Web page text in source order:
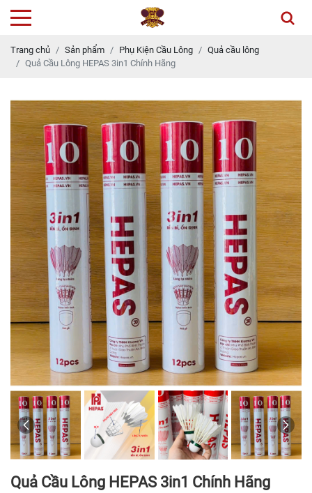
Trang chủ Sản phẩm Phụ Kiện Cầu Lông
Quả cầu lông
Quả Cầu Lông HEPAS 3in1 Chính Hãng
Quả Cầu Lông HEPAS 3in1 Chính Hãng